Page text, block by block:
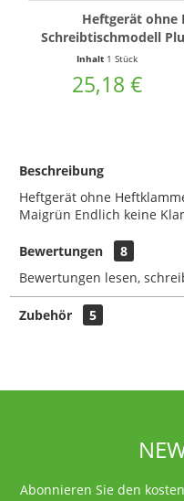
Heftgerät ohne
Schreibtischmodell
Inhalt 1 Stück
25,18 €
Beschreibung
Heftgerät ohne
Maigrün Endlich keine
Bewertungen
8
Bewertungen lesen,
Zubehör 5
Abonnieren Sie den